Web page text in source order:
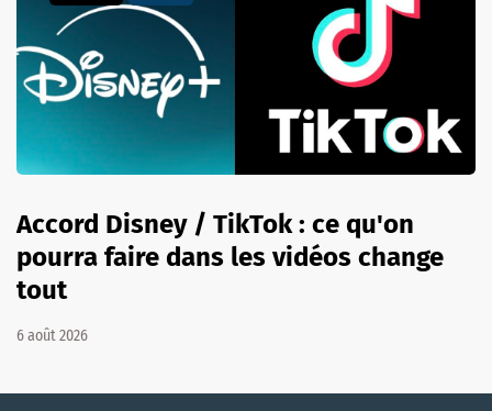
Accord Disney / TikTok : ce qu'on
pourra faire dans les vidéos change
tout
6 août 2026